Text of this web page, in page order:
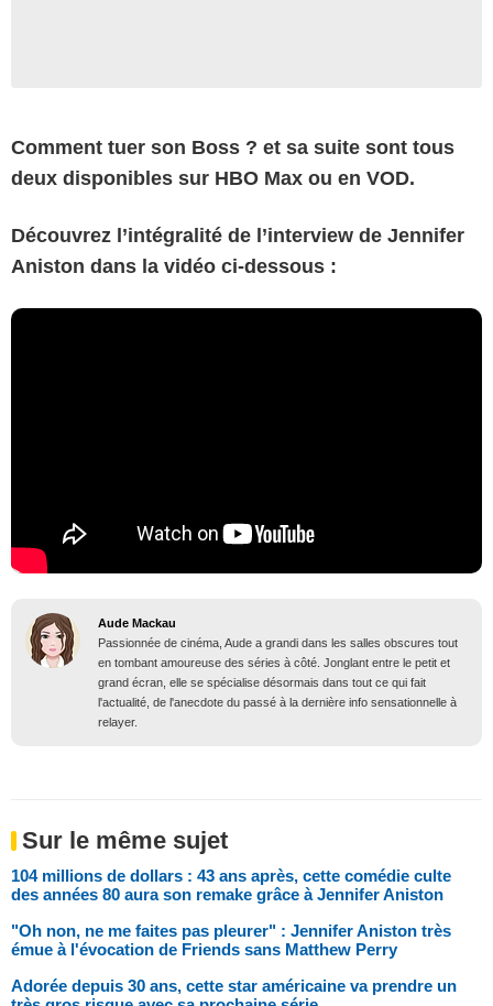
Comment tuer son Boss ? et sa suite sont tous
deux disponibles sur HBO Max ou en VOD.
Découvrez l’intégralité de l’interview de Jennifer
Aniston dans la vidéo ci-dessous :
Aude Mackau
Passionnée de cinéma, Aude a grandi dans les salles obscures tout
en tombant amoureuse des séries à côté. Jonglant entre le petit et
grand écran, elle se spécialise désormais dans tout ce qui fait
l'actualité, de l'anecdote du passé à la dernière info sensationnelle à
relayer.
Sur le même sujet
104 millions de dollars : 43 ans après, cette comédie culte
des années 80 aura son remake grâce à Jennifer Aniston
"Oh non, ne me faites pas pleurer" : Jennifer Aniston très
émue à l'évocation de Friends sans Matthew Perry
Adorée depuis 30 ans, cette star américaine va prendre un